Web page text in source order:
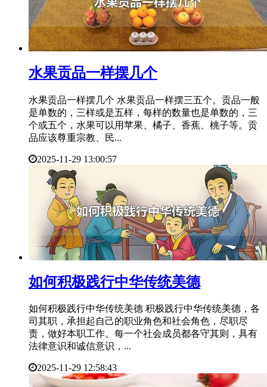
​水果贡品一样摆几个
水果贡品一样摆几个 水果贡品一样摆三五个。贡品一般
是单数的，三样或是五样，每样的数量也是单数的，三
个或五个，水果可以用苹果、橘子、香蕉、桃子等。贡
品应该尊重宗教、民...
2025-11-29 13:00:57
​如何积极践行中华传统美德
如何积极践行中华传统美德 积极践行中华传统美德，各
司其职，承担起自己的职业角色和社会角色，尽职尽
责，做好本职工作。每一个社会成员都各守其则，具有
法律意识和诚信意识，...
2025-11-29 12:58:43